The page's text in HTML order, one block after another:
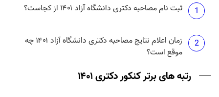
1 ثبت نام مصاحبه دکتری دانشگاه آزاد ۱۴۰۱ از کجاست؟
2
زمان اعلام نتایج مصاحبه دکتری دانشگاه آزاد ۱۴۰۱ چه
موقع است؟
رتبه های برتر کنکور دکتری ۱۴۰۱